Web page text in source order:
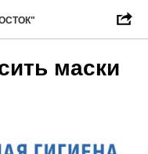
маски